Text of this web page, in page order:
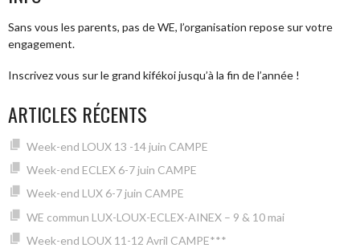
Sans vous les parents, pas de WE, l’organisation repose sur votre
engagement.
Inscrivez vous sur le grand kifékoi jusqu’à la fin de l’année !
ARTICLES RÉCENTS
Week-end LOUX 13 -14 juin CAMPE
Week-end ECLEX 6-7 juin CAMPE
Week-end LUX 6-7 juin CAMPE
WE commun LUX-LOUX-ECLEX-AINEX – 9 & 10 mai
Week-end LOUX 11-12 Avril CAMPE***